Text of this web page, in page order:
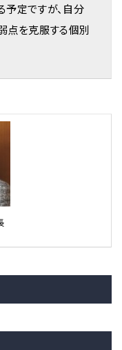
定ですが、自分
点を克服する個別